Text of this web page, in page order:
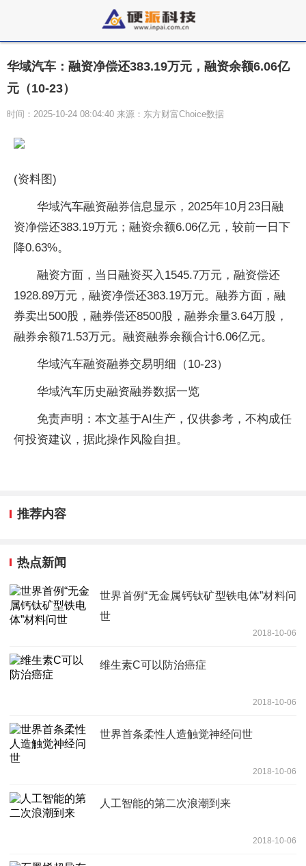
华域汽车：融资净偿还383.19万元，融资余额6.06亿
元（10-23）
时间：2025-10-24 08:04:40 来源：东方财富Choice数据
(资料图)
华域汽车融资融券信息显示，2025年10月23日融
资净偿还383.19万元；融资余额6.06亿元，较前一日下
降0.63%。
融资方面，当日融资买入1545.7万元，融资偿还
1928.89万元，融资净偿还383.19万元。融券方面，融
券卖出500股，融券偿还8500股，融券余量3.64万股，
融券余额71.53万元。融资融券余额合计6.06亿元。
华域汽车融资融券交易明细（10-23）
华域汽车历史融资融券数据一览
免责声明：本文基于AI生产，仅供参考，不构成任
何投资建议，据此操作风险自担。
推荐内容
热点新闻
世界首例“无金属钙钛矿型铁电体”材料问
世
2018-10-06
维生素C可以防治癌症
2018-10-06
世界首条柔性人造触觉神经问世
2018-10-06
人工智能的第二次浪潮到来
2018-10-06